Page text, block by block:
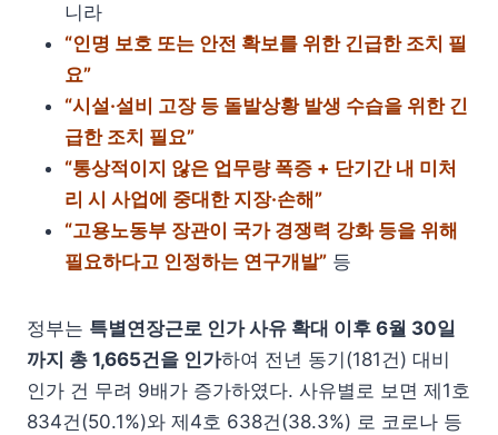
니라
“인명 보호 또는 안전 확보를 위한 긴급한 조치 필
요”
“시설·설비 고장 등 돌발상황 발생 수습을 위한 긴
급한 조치 필요”
“통상적이지 않은 업무량 폭증 + 단기간 내 미처
리 시 사업에 중대한 지장·손해”
“고용노동부 장관이 국가 경쟁력 강화 등을 위해
필요하다고 인정하는 연구개발” 등
정부는 특별연장근로 인가 사유 확대 이후 6월 30일
까지 총 1,665건을 인가하여 전년 동기(181건) 대비
인가 건 무려 9배가 증가하였다. 사유별로 보면 제1호
834건(50.1%)와 제4호 638건(38.3%) 로 코로나 등